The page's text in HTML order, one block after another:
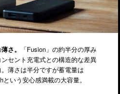
薄さ。
「Fusion」の約半分の厚み
セント充電式との構造的な差異
薄さは半分ですが蓄電量は
いう安心感満載の大容量。